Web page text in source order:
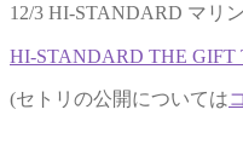
12/3 HI-STANDARD マリ
HI-STANDARD THE GIFT
(セトリの公開については